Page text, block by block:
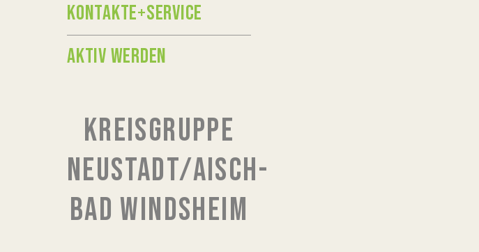
KONTAKTE+SERVICE
AKTIV WERDEN
KREISGRUPPE
NEUSTADT/AISCH-
BAD WINDSHEIM